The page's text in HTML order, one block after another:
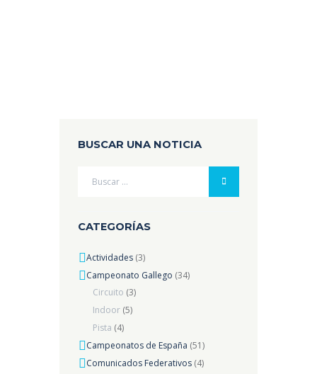
BUSCAR UNA NOTICIA
CATEGORÍAS
Actividades (3)
Campeonato Gallego (34)
Circuito (3)
Indoor(5)
Pista (4)
Campeonatos de España (51)
Comunicados Federativos (4)